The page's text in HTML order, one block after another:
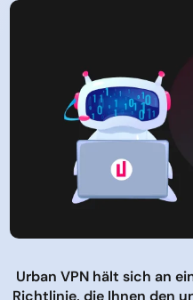
Urban VPN hält sich an
Richtlinie, die Ihnen den